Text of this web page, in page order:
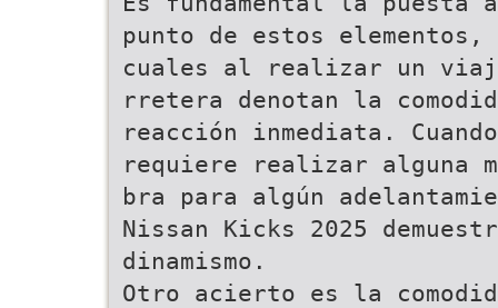
punto de estos
cuales al realizar un
rretera denotan la
reacción inmediata.
requiere realizar alguna
bra para algún
Nissan Kicks 2025
dinamismo.
Otro acierto es la